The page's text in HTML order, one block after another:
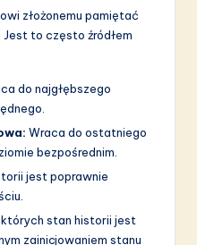
złożonemu pamiętać
to często źródłem
do najgłębszego
Wraca do ostatniego
bezpośrednim.
jest poprawnie
których stan historii jest
zainicjowaniem stanu